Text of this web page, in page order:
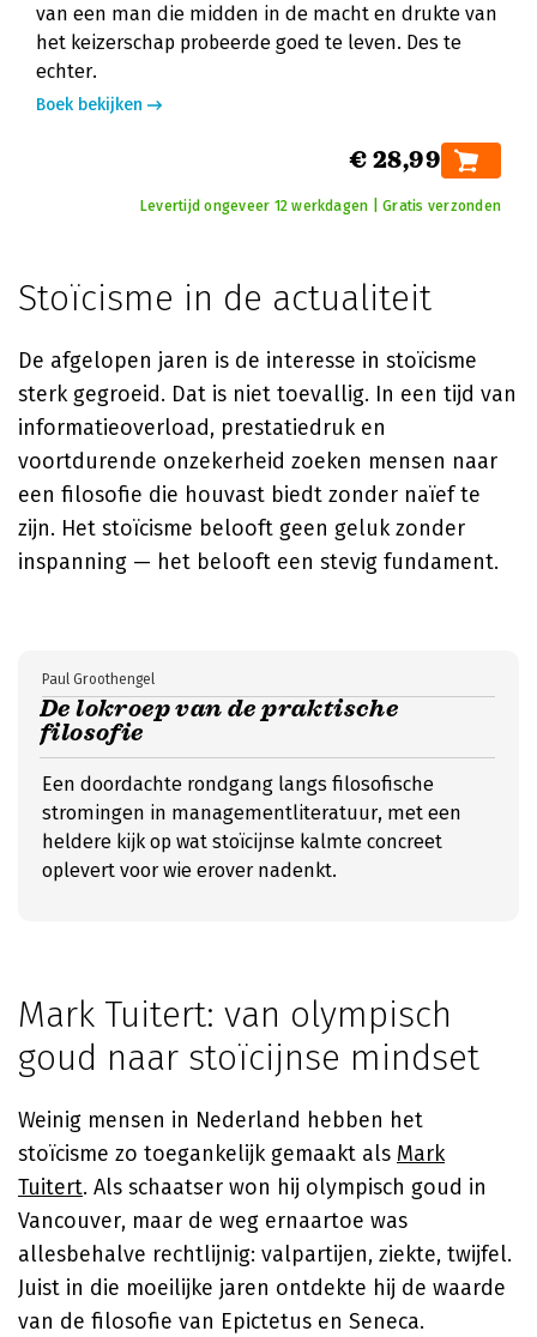
van een man die midden in de macht en drukte van
het keizerschap probeerde goed te leven. Des te
echter.
Boek bekijken
€ 28,99
Levertijd ongeveer 12 werkdagen | Gratis verzonden
Stoïcisme in de actualiteit
De afgelopen jaren is de interesse in stoïcisme
sterk gegroeid. Dat is niet toevallig. In een tijd van
informatieoverload, prestatiedruk en
voortdurende onzekerheid zoeken mensen naar
een filosofie die houvast biedt zonder naïef te
zijn. Het stoïcisme belooft geen geluk zonder
inspanning — het belooft een stevig fundament.
De lokroep van de praktische
filosofie
Paul Groothengel
Een doordachte rondgang langs filosofische
stromingen in managementliteratuur, met een
heldere kijk op wat stoïcijnse kalmte concreet
oplevert voor wie erover nadenkt.
Mark Tuitert: van olympisch
goud naar stoïcijnse mindset
Weinig mensen in Nederland hebben het
stoïcisme zo toegankelijk gemaakt als Mark
Tuitert. Als schaatser won hij olympisch goud in
Vancouver, maar de weg ernaartoe was
allesbehalve rechtlijnig: valpartijen, ziekte, twijfel.
Juist in die moeilijke jaren ontdekte hij de waarde
van de filosofie van Epictetus en Seneca.